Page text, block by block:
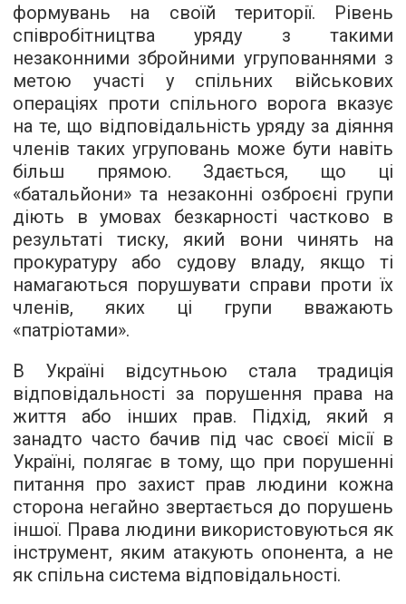
формувань на своїй території. Рівень
співробітництва уряду з такими
незаконними збройними угрупованнями з
метою участі у спільних військових
операціях проти спільного ворога вказує
на те, що відповідальність уряду за діяння
членів таких угруповань може бути навіть
більш прямою. Здається, що ці
«батальйони» та незаконні озброєні групи
діють в умовах безкарності частково в
результаті тиску, який вони чинять на
прокуратуру або судову владу, якщо ті
намагаються порушувати справи проти їх
членів, яких ці групи вважають
«патріотами».
В Україні відсутньою стала традиція
відповідальності за порушення права на
життя або інших прав. Підхід, який я
занадто часто бачив під час своєї місії в
Україні, полягає в тому, що при порушенні
питання про захист прав людини кожна
сторона негайно звертається до порушень
іншої. Права людини використовуються як
інструмент, яким атакують опонента, а не
як спільна система відповідальності.